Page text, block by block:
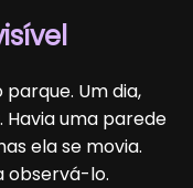
Um dia,
uma parede
ela se movia.
observá-lo.